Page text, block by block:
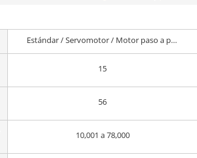
Estándar / Servomotor / Motor paso a paso
15
56
10,001 a 78,000